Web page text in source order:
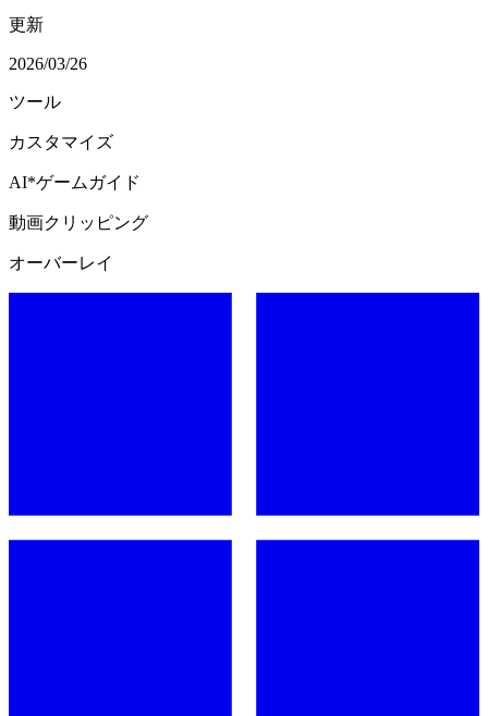
更新
2026/03/26
ツール
カスタマイズ
AI*ゲームガイド
動画クリッピング
オーバーレイ